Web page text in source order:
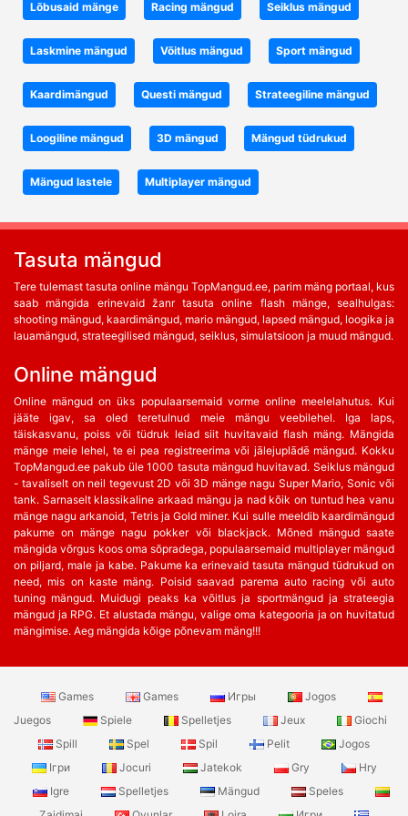
Lõbusaid mänge Racing mängud Seiklus mängud
Laskmine mängud Võitlus mängud Sport mängud
Kaardimängud Questi mängud Strateegiline mängud
Loogiline mängud 3D mängud Mängud tüdrukud
Mängud lastele Multiplayer mängud
Tasuta mängud
Tere tulemast tasuta online mängu TopMangud.ee, parim mäng portaal, kus
saab mängida erinevaid žanr tasuta online flash mänge, sealhulgas:
shooting mängud, kaardimängud, mario mängud, lapsed mängud, loogika ja
lauamängud, strateegilised mängud, seiklus, simulatsioon ja muud mängud.
Online mängud
Online mängud on üks populaarsemaid vorme online meelelahutus. Kui
jääte igav, sa oled teretulnud meie mängu veebilehel. Iga laps,
täiskasvanu, poiss või tüdruk leiad siit huvitavaid flash mäng. Mängida
mänge meie lehel, te ei pea registreerima või jālejuplādē mängud. Kokku
TopMangud.ee pakub üle 1000 tasuta mängud huvitavad. Seiklus mängud
- tavaliselt on neil tegevust 2D või 3D mänge nagu Super Mario, Sonic või
tank. Sarnaselt klassikaline arkaad mängu ja nad kõik on tuntud hea vanu
mänge nagu arkanoid, Tetris ja Gold miner. Kui sulle meeldib kaardimängud
pakume on mänge nagu pokker või blackjack. Mõned mängud saate
mängida võrgus koos oma sõpradega, populaarsemaid multiplayer mängud
on piljard, male ja kabe. Pakume ka erinevaid tasuta mängud tüdrukud on
need, mis on kaste mäng. Poisid saavad parema auto racing või auto
tuning mängud. Muidugi peaks ka võitlus ja sportmängud ja strateegia
mängud ja RPG. Et alustada mängu, valige oma kategooria ja on huvitatud
mängimise. Aeg mängida kõige põnevam mäng!!!
Games Games Игры
Jogos
Juegos
Spiele Spelletjes Jeux
Giochi
Spill
Spel Spil Pelit
Jogos
Ігри
Jocuri Jatekok Gry
Hry
Igre
Spelletjes Mängud
Speles